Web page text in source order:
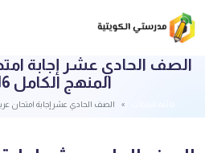
الصف الحادي عشر إجابة
المنهج الكامل 2016-2017
الصف الحادي عشر إجابة امتحان عربية